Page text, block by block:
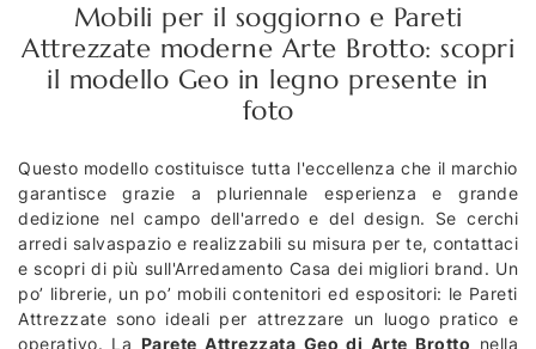
Mobili per il soggiorno e Pareti
Attrezzate moderne Arte Brotto: scopri
il modello Geo in legno presente in
foto
Questo modello costituisce tutta l'eccellenza che il marchio
garantisce grazie a pluriennale esperienza e grande
dedizione nel campo dell'arredo e del design. Se cerchi
arredi salvaspazio e realizzabili su misura per te, contattaci
e scopri di più sull'Arredamento Casa dei migliori brand. Un
po’ librerie, un po’ mobili contenitori ed espositori: le Pareti
Attrezzate sono ideali per attrezzare un luogo pratico e
operativo. La Parete Attrezzata Geo di Arte Brotto nella